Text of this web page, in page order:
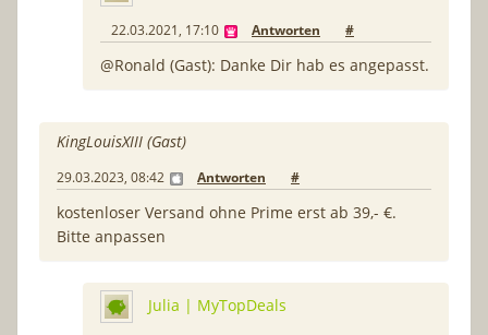
22.03.2021, 17:10 Antworten #
@Ronald (Gast): Danke Dir hab es angepasst.
KingLouisXIII (Gast)
29.03.2023, 08:42 Antworten #
kostenloser Versand ohne Prime erst ab 39,- €.
Bitte anpassen
Julia | MyTopDeals